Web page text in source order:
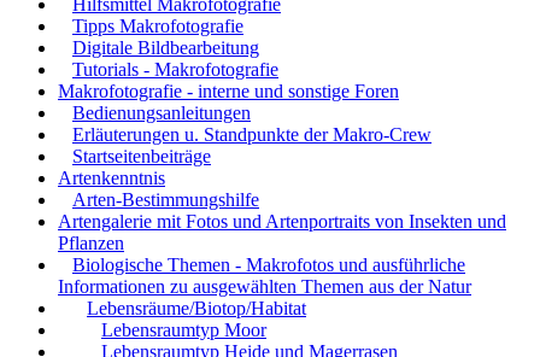
Hilfsmittel Makrofotografie
Tipps Makrofotografie
Digitale Bildbearbeitung
Tutorials - Makrofotografie
Makrofotografie - interne und sonstige Foren
Bedienungsanleitungen
Erläuterungen u. Standpunkte der Makro-Crew
Startseitenbeiträge
Artenkenntnis
Arten-Bestimmungshilfe
Artengalerie mit Fotos und Artenportraits von Insekten und
Pflanzen
Biologische Themen - Makrofotos und ausführliche
Informationen zu ausgewählten Themen aus der Natur
Lebensräume/Biotop/Habitat
Lebensraumtyp Moor
Lebensraumtyp Heide und Magerrasen